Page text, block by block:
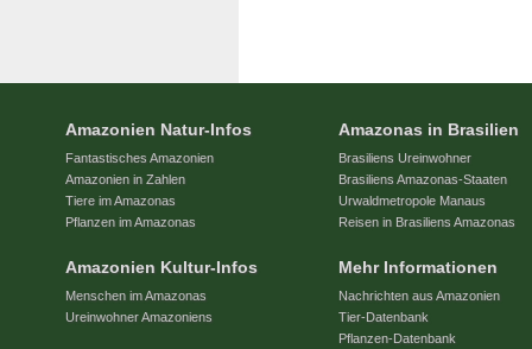
Amazonien Natur-Infos
Fantastisches Amazonien
Amazonien in Zahlen
Tiere im Amazonas
Pflanzen im Amazonas
Amazonien Kultur-Infos
Menschen im Amazonas
Ureinwohner Amazoniens
Amazonas in Brasilien
Brasiliens Ureinwohner
Brasiliens Amazonas-Staaten
Urwaldmetropole Manaus
Reisen in Brasiliens Amazonas
Mehr Informationen
Nachrichten aus Amazonien
Tier-Datenbank
Pflanzen-Datenbank